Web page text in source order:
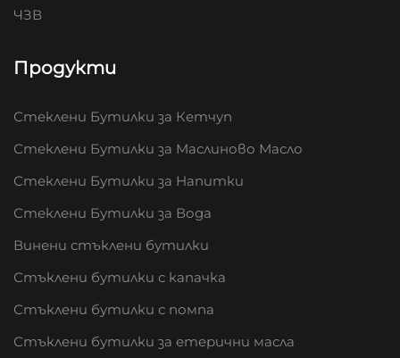
ЧЗВ
Продукти
Стеклени Бутилки за Кетчуп
Стеклени Бутилки за Маслиново Масло
Стеклени Бутилки за Напитки
Стеклени Бутилки за Вода
Винени стъклени бутилки
Стъклени бутилки с капачка
Стъклени бутилки с помпа
Стъклени бутилки за етерични масла